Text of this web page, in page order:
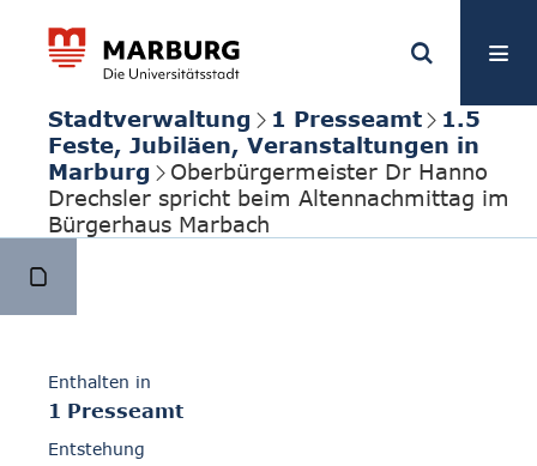
Stadtverwaltung 1 Presseamt
1.5
Feste, Jubiläen, Veranstaltungen in
Marburg
Oberbürgermeister Dr Hanno
Drechsler spricht beim Altennachmittag im
Bürgerhaus Marbach
Enthalten in
1 Presseamt
Entstehung